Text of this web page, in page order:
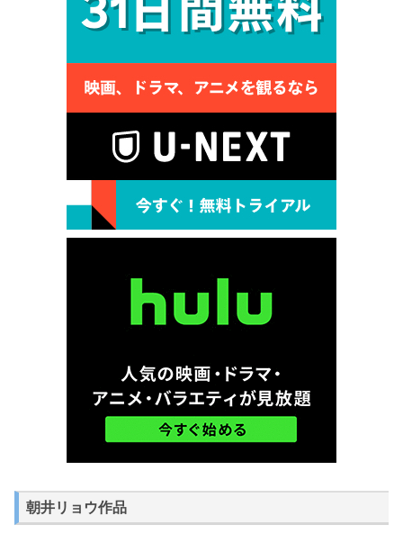
朝井リョウ作品